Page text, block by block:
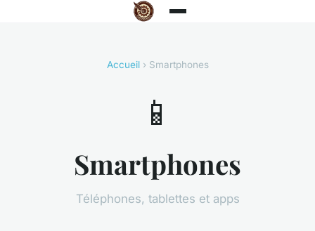
Accueil› Smartphones
📱
Smartphones
Téléphones, tablettes et apps